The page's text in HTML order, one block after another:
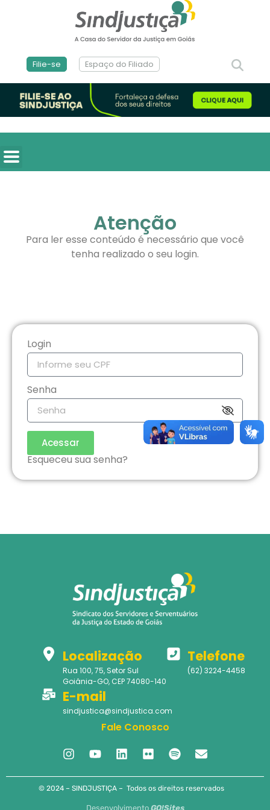
Filie-se Espaço do Filiado
Atenção
Para ler esse conteúdo é necessário que você
tenha realizado o seu login.
Login
Senha
Acessar
Esqueceu sua senha?
Localização
Rua 100, 75, Setor Sul
Goiânia-GO, CEP 74080-140
Telefone
(62) 3224-4458
E-mail
sindjustica@sindjustica.com
Fale Conosco
© 2024 – SINDJUSTIÇA – Todos os direitos reservados
Desenvolvimento GO!Sites